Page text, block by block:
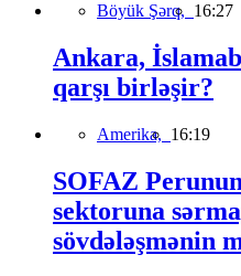
Böyük Şərq, 16:27
Ankara,
qarşı birləşir?
Amerika, 16:19
SOFAZ
sektoruna
sövdələşmənin